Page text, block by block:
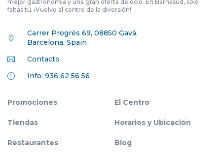
mejor gastronomía y una gran oferta de ocio. En Barnasud, solo
faltas tú. ¡Vuelve al centro de la diversión!
Carrer Progrés 69, 08850 Gavá,
Barcelona, Spain
Contacto
Info: 936 62 56 56
Promociones
Tiendas
Restaurantes
El Centro
Horarios y Ubicación
Blog